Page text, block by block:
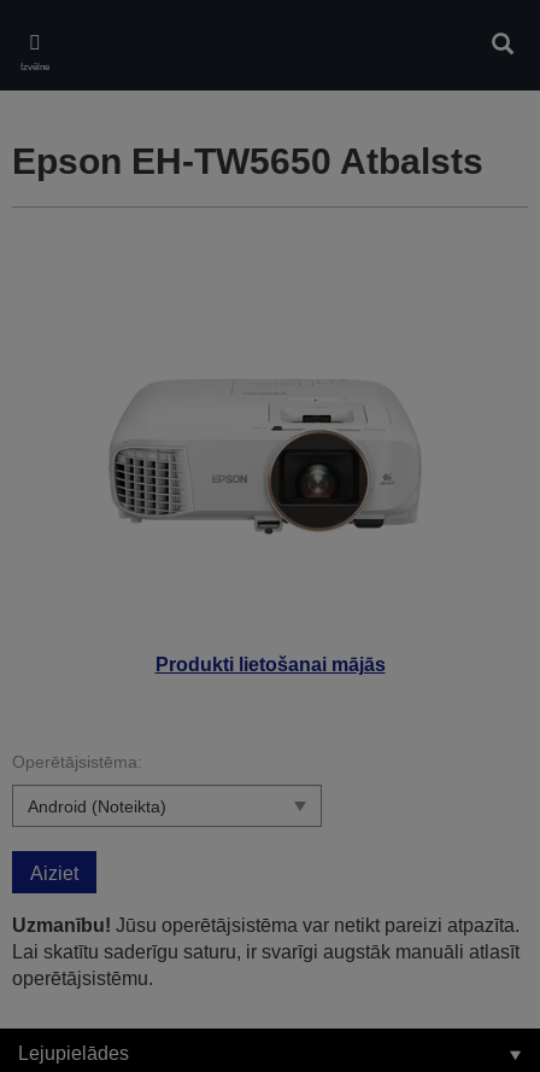
main
content
Izvēlne
Produkti lietošanai mājās
Epson EH-TW5650 Atbalsts
Operētājsistēma:
Aiziet
Uzmanību! Jūsu operētājsistēma var netikt pareizi atpazīta.
Lai skatītu saderīgu saturu, ir svarīgi augstāk manuāli atlasīt
operētājsistēmu.
Lejupielādes